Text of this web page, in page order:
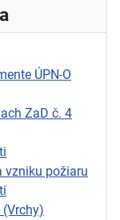
ÚPN-O
ZaD č. 4
vzniku požiaru
(Vrchy)